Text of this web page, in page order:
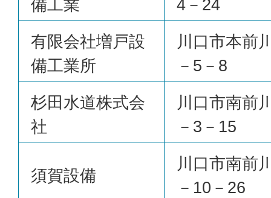
備工業
4－24
有限会社増戸設
備工業所
川口市本前
－5－8
杉田水道株式会
社
川口市南前
－3－15
須賀設備
川口市南前
－10－26